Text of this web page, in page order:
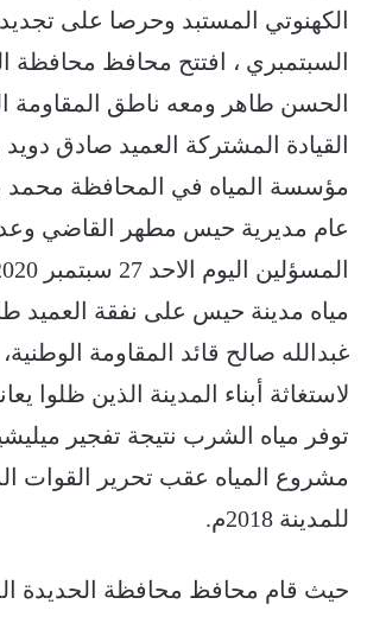
الكهنوتي المستبد وحرصا على
السبتمبري ، افتتح محافظ محافظة
الحسن طاهر ومعه ناطق المقاومة
القيادة المشتركة العميد صادق
مؤسسة المياه في المحافظة محمد
عام مديرية حيس مطهر القاضي
مياه مدينة حيس على نفقة العميد
غبدالله صالح قائد المقاومة
لاستغاثة أبناء المدينة الذين ظلوا
توفر مياه الشرب نتيجة تفجير
مشروع المياه عقب تحرير القوات
للمدينة 2018م.
حيث قام محافظ محافظة الحديدة